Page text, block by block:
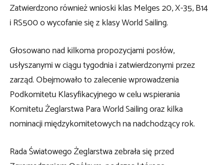
Zatwierdzono również wnioski klas Melges 20, X-35, B14
i RS500 o wycofanie się z klasy World Sailing.
Głosowano nad kilkoma propozycjami posłów,
usłyszanymi w ciągu tygodnia i zatwierdzonymi przez
zarząd. Obejmowało to zalecenie wprowadzenia
Podkomitetu Klasyfikacyjnego w celu wspierania
Komitetu Żeglarstwa Para World Sailing oraz kilka
nominacji międzykomitetowych na nadchodzący rok.
Rada Światowego Żeglarstwa zebrała się przed